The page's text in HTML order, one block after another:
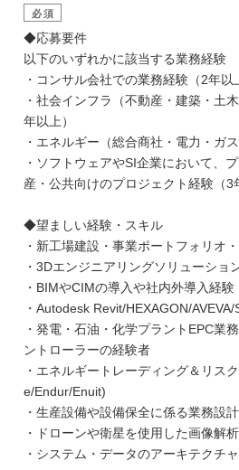
必須
◆応募要件
以下のいずれかに該当する業務経験
・コンサル会社での業務経験（2年
・社会インフラ（不動産・建築・土
年以上）
・エネルギー（総合商社・電力・ガ
・ソフトウェアやSI企業において、
産・公共向けのプロジェクト経験（3
◆望ましい経験・スキル
・新工場建設・事業ポートフォリオ
・3Dエンジニアリングソリューショ
・BIMやCIMの導入や社内外導入経験
・Autodesk Revit/HEXAGON/
・発電・石油・化学プラントEPC業
ントローラーの経験者
・エネルギートレーディング＆リス
e/Endur/Enuit)
・生産設備や設備保全に係る業務設
・ドローンや衛星を使用した画像解
・システム・データのアーキテクチ